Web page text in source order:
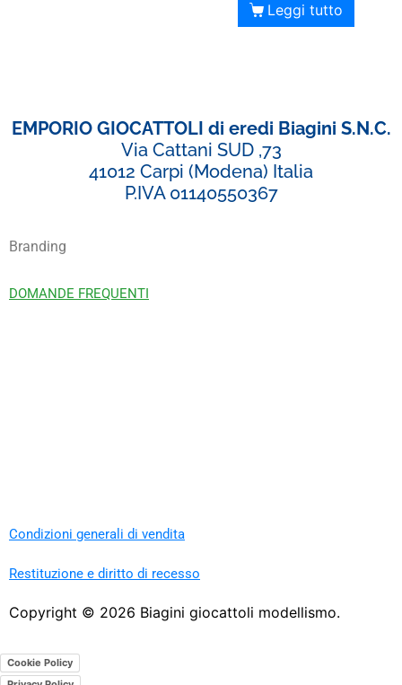
Leggi tutto
EMPORIO GIOCATTOLI di eredi Biagini S.N.C.
Via Cattani SUD ,73
41012 Carpi (Modena) Italia
P.IVA 01140550367
Branding
DOMANDE FREQUENTI
Condizioni generali di vendita
Restituzione e diritto di recesso
Copyright © 2026 Biagini giocattoli modellismo.
Cookie Policy